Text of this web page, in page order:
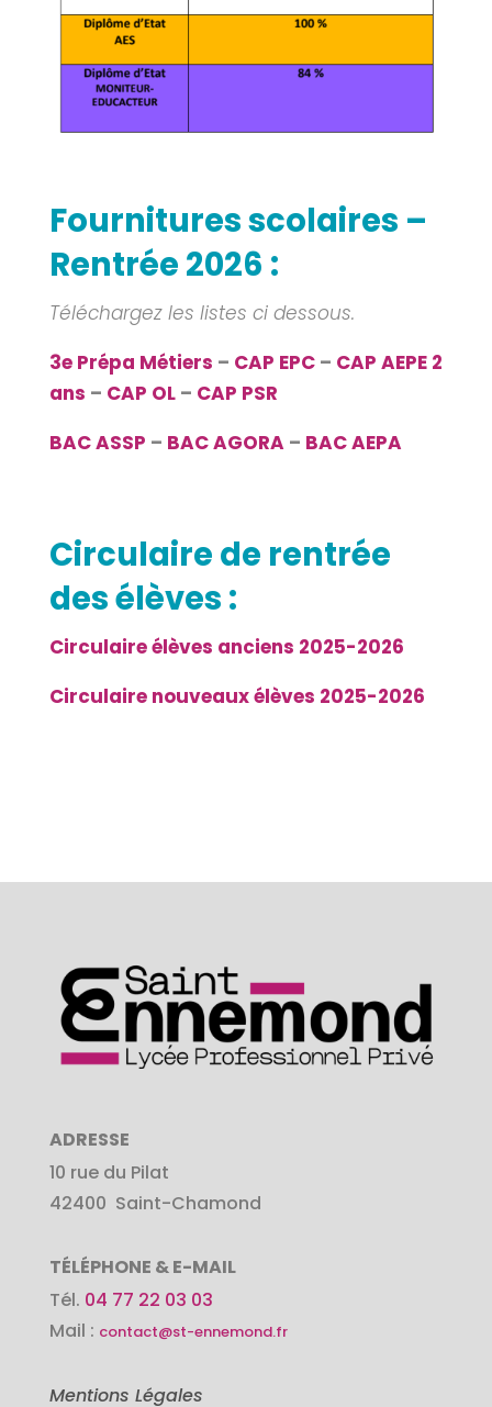
Fournitures scolaires –
Rentrée 2026 :
Téléchargez les listes ci dessous.
3e Prépa Métiers – CAP EPC– CAP AEPE 2
ans – CAP OL– CAP PSR
BAC ASSP – BAC AGORA– BAC AEPA
Circulaire de rentrée
des élèves :
Circulaire élèves anciens 2025-2026
Circulaire nouveaux élèves 2025-2026
ADRESSE
10 rue du Pilat
42400 Saint-Chamond
TÉLÉPHONE & E-MAIL
Tél. 04 77 22 03 03
Mail : contact@st-ennemond.fr
Mentions Légales